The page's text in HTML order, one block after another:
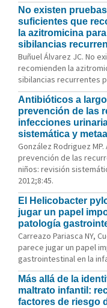
No existen pruebas
suficientes que
la azitromicina
sibilancias
Buñuel Álvarez JC. No
recomienden la
sibilancias recurrentes
Antibióticos a
prevención de las
infecciones
sistemática y
González Rodriguez
prevención de las
niños: revisión
2012;8:45.
El Helicobacter
jugar un papel
patología
Carreazo Pariasca NY,
parece jugar un papel
gastrointestinal en la
Más allá de la
maltrato infantil:
factores de riesgo